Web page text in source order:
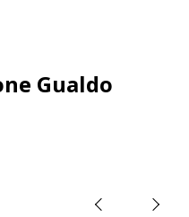
Gualdo